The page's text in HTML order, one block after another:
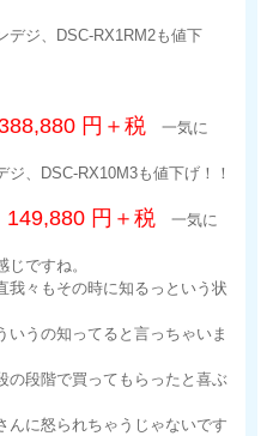
ジ、DSC-RX1RM2も値下
円＋税 一気に
、DSC-RX10M3も値下げ！！
149,880 円＋税 一気に
ですね。
我々もその時に知るっという状
いうの知ってると言っちゃいま
の段階で買ってもらったと喜ぶ
んに怒られちゃうじゃないです